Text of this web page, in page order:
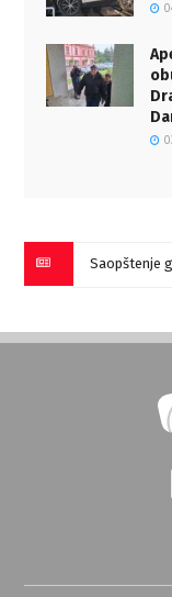
Saopštenje